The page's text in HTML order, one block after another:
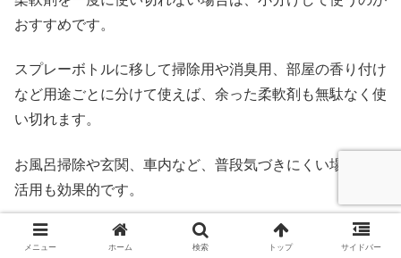
おすすめです。
スプレーボトルに移して掃除用や消臭用、部屋の香り付け
など用途ごとに分けて使えば、余った柔軟剤も無駄なく使
い切れます。
お風呂掃除や玄関、車内など、普段気づきにくい場所での
活用も効果的です。
使う場所ごとにスプレーを作っておくと、ちょっとした時
メニュー ホーム 検索 トップ サイドバー